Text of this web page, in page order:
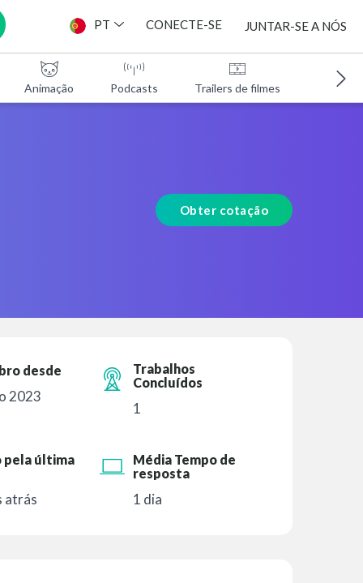
PT CONECTE-SE JUNTAR-SE A NÓS
Animação Podcasts Trailers de filmes
Obter cotação
desde
2023
Trabalhos
Concluídos
1
pela última
atrás
Média Tempo de
resposta
1 dia